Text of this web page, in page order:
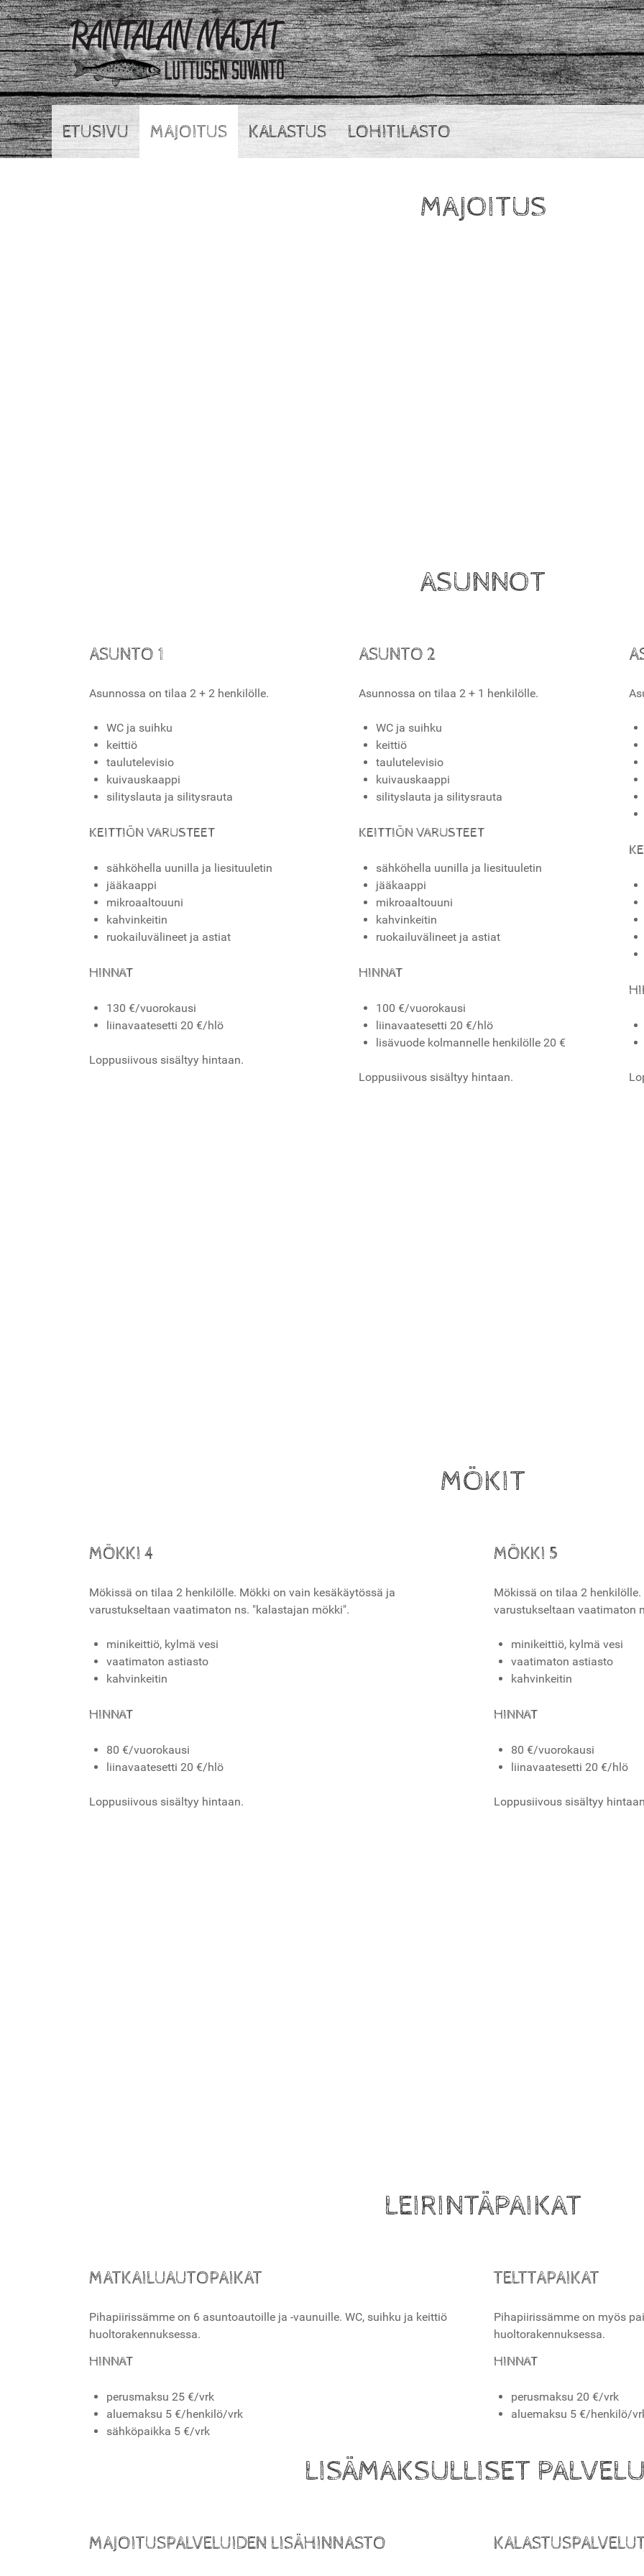
ETUSIVU MAJOITUS KALASTUS LOHITILASTO
MAJOITUS
ASUNNOT
ASUNTO 1
Asunnossa on tilaa 2 + 2 henkilölle.
WC ja suihku
keittiö
taulutelevisio
kuivauskaappi
silityslauta ja silitysrauta
KEITTIÖN VARUSTEET
sähköhella uunilla ja liesituuletin
jääkaappi
mikroaaltouuni
kahvinkeitin
ruokailuvälineet ja astiat
HINNAT
130 €/vuorokausi
liinavaatesetti 20 €/hlö
Loppusiivous sisältyy hintaan.
ASUNTO 2
Asunnossa on tilaa 2 + 1 henkilölle.
WC ja suihku
keittiö
taulutelevisio
kuivauskaappi
silityslauta ja silitysrauta
KEITTIÖN VARUSTEET
sähköhella uunilla ja liesituuletin
jääkaappi
mikroaaltouuni
kahvinkeitin
ruokailuvälineet ja astiat
HINNAT
100 €/vuorokausi
liinavaatesetti 20 €/hlö
lisävuode kolmannelle henkilölle 20 €
Loppusiivous sisältyy hintaan.
MÖKIT
MÖKKI 4
Mökissä on tilaa 2 henkilölle. Mökki on vain kesäkäytössä ja
varustukseltaan vaatimaton ns. "kalastajan mökki".
minikeittiö, kylmä vesi
vaatimaton astiasto
kahvinkeitin
HINNAT
80 €/vuorokausi
liinavaatesetti 20 €/hlö
Loppusiivous sisältyy hintaan.
MÖKKI 5
Mökissä on tilaa 2
varustukseltaan vaatimaton
minikeittiö, kylmä vesi
vaatimaton astiasto
kahvinkeitin
HINNAT
80 €/vuorokausi
liinavaatesetti 20 €/hlö
Loppusiivous sisältyy
LEIRINTÄPAIKAT
MATKAILUAUTOPAIKAT
Pihapiirissämme on 6 asuntoautoille ja -vaunuille. WC, suihku ja keittiö
huoltorakennuksessa.
HINNAT
perusmaksu 25 €/vrk
aluemaksu 5 €/henkilö/vrk
sähköpaikka 5 €/vrk
TELTTAPAIKAT
Pihapiirissämme on myös
huoltorakennuksessa.
HINNAT
perusmaksu 20 €/vrk
aluemaksu 5 €/henkilö/
LISÄMAKSULLISET
MAJOITUSPALVELUIDEN LISÄHINNASTO